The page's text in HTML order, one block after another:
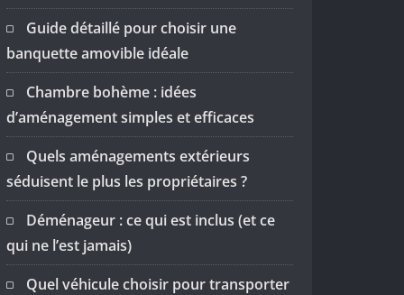
Guide détaillé pour choisir une
banquette amovible idéale
Chambre bohème : idées
d’aménagement simples et efficaces
Quels aménagements extérieurs
séduisent le plus les propriétaires ?
Déménageur : ce qui est inclus (et ce
qui ne l’est jamais)
Quel véhicule choisir pour transporter